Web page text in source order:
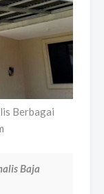
Berbagai
Baja